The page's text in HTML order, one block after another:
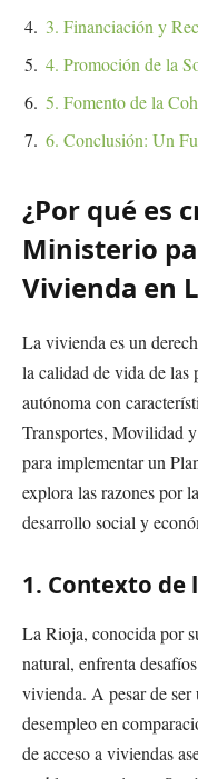
3. Financiación y
4. Promoción de la
5. Fomento de la
6. Conclusión: Un
¿Por qué es
Ministerio
Vivienda en
La vivienda es un
la calidad de vida de las
autónoma con
Transportes, Movilidad
para implementar un
explora las razones por
desarrollo social y
1. Contexto de
La Rioja, conocida por
natural, enfrenta
vivienda. A pesar de
desempleo en
de acceso a viviendas